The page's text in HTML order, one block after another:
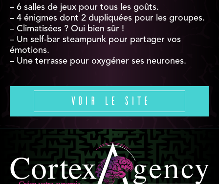
– 6 salles de jeux pour tous les goûts.
– 4 énigmes dont 2 dupliquées pour les groupes.
– Climatisées ? Oui bien sûr !
– Un self-bar steampunk pour partager vos
émotions.
– Une terrasse pour oxygéner ses neurones.
Voir le site